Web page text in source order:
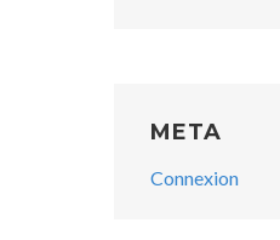
META
Connexion